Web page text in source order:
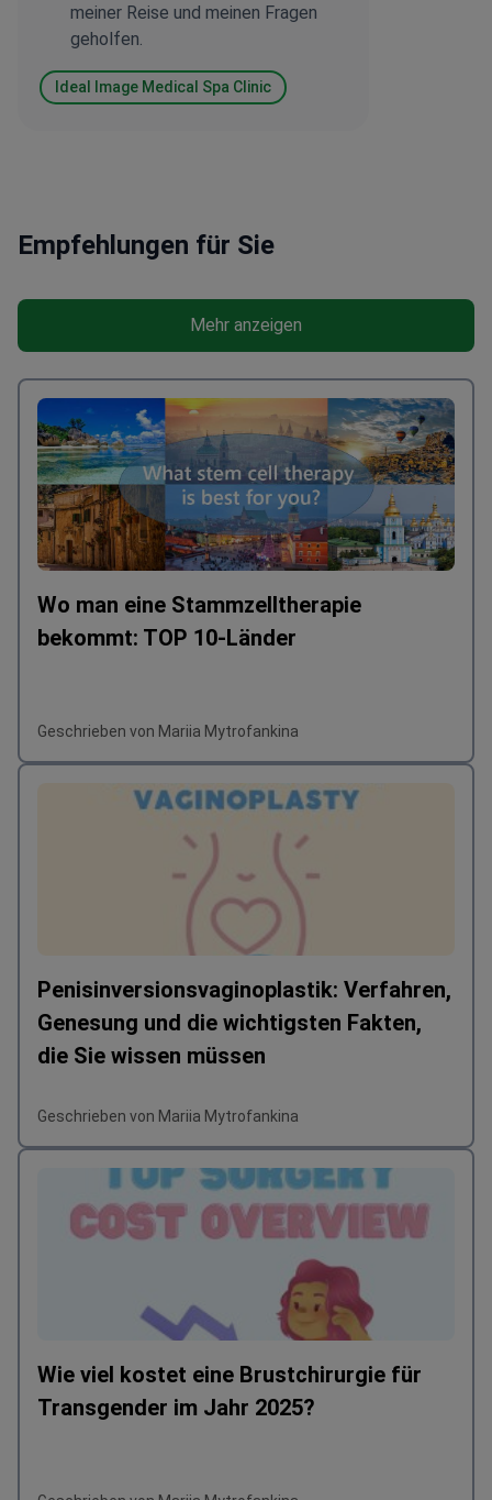
meiner Reise und meinen Fragen
geholfen.
Ideal Image Medical Spa Clinic
Empfehlungen für Sie
Mehr anzeigen
Wo man eine Stammzelltherapie
bekommt: TOP 10-Länder
Geschrieben von Mariia Mytrofankina
Penisinversionsvaginoplastik: Verfahren,
Genesung und die wichtigsten Fakten,
die Sie wissen müssen
Geschrieben von Mariia Mytrofankina
Wie viel kostet eine Brustchirurgie für
Transgender im Jahr 2025?